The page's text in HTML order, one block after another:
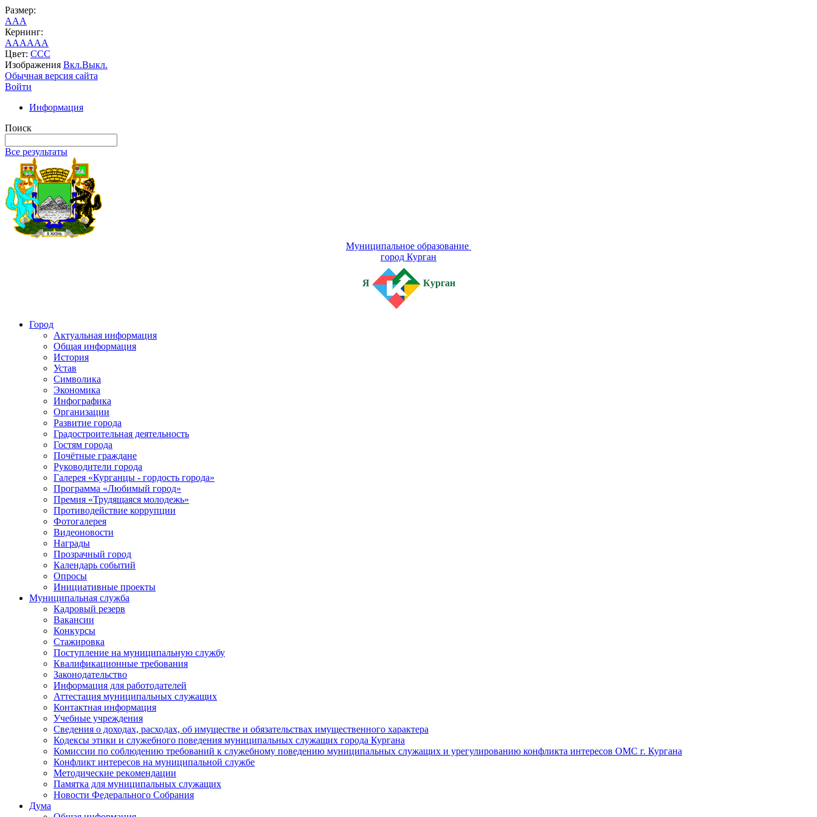
Размер:
AAA
Кернинг:
AAAAAA
Цвет: CCC
Изображения Вкл.Выкл.
Обычная версия сайта
Войти
Информация
Поиск
Все результаты
Муниципальное образование
город Курган
Я Курган
Город
Актуальная информация
Общая информация
История
Устав
Символика
Экономика
Инфографика
Организации
Развитие города
Градостроительная деятельность
Гостям города
Почётные граждане
Руководители города
Галерея «Курганцы - гордость города»
Программа «Любимый город»
Премия «Трудящаяся молодежь»
Противодействие коррупции
Фотогалерея
Видеоновости
Награды
Прозрачный город
Календарь событий
Опросы
Инициативные проекты
Муниципальная служба
Кадровый резерв
Вакансии
Конкурсы
Стажировка
Поступление на муниципальную службу
Квалификационные требования
Законодательство
Информация для работодателей
Аттестация муниципальных служащих
Контактная информация
Учебные учреждения
Сведения о доходах, расходах, об имуществе и обязательствах имущественного характера
Кодексы этики и служебного поведения муниципальных служащих города Кургана
Комиссии по соблюдению требований к служебному поведению муниципальных служащих и урегулированию конфликта интересов ОМС г. Кургана
Конфликт интересов на муниципальной службе
Методические рекомендации
Памятка для муниципальных служащих
Новости Федерального Cобрания
Дума